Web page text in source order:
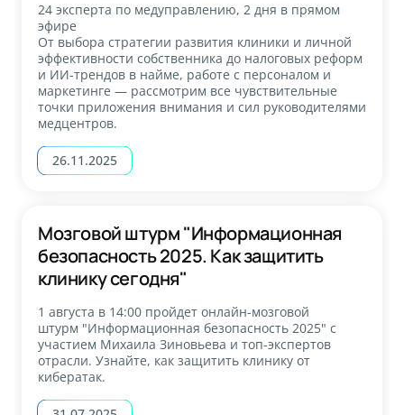
24 эксперта по медуправлению, 2 дня в прямом
эфире
От выбора стратегии развития клиники и личной
эффективности собственника до налоговых реформ
и ИИ-трендов в найме, работе с персоналом и
маркетинге — рассмотрим все чувствительные
точки приложения внимания и сил руководителями
медцентров.
26.11.2025
Мозговой штурм "Информационная
безопасность 2025. Как защитить
клинику сегодня"
1 августа в 14:00 пройдет онлайн-мозговой
штурм "Информационная безопасность 2025" с
участием Михаила Зиновьева и топ-экспертов
отрасли. Узнайте, как защитить клинику от
кибератак.